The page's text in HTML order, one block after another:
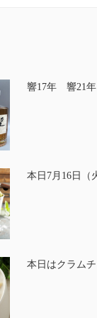
響17年 響21年
本日7月16日（
本日はクラム